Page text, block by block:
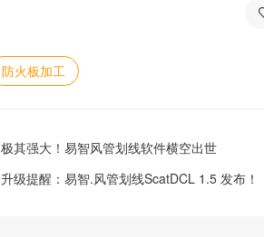
防火板加工
极其强大！易智风管划线软件横空出世
升级提醒：易智.风管划线ScatDCL 1.5 发布！